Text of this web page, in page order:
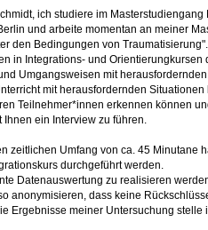
ich studiere im
und arbeite momentan an meiner
den Bedingungen von
in Integrations- und Orientierungkursen
Umgangsweisen mit
mit herausfordernden
Teilnehmer*innen erkennen können
ein Interview zu führen.
zeitlichen Umfang von ca. 45 Minutane
durchgeführt werden.
Datenauswertung zu realisieren
anonymisieren, dass keine
Ergebnisse meiner Untersuchung stelle